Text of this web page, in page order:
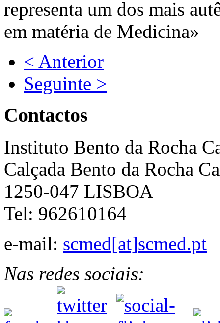
representa um dos mais
em matéria de Medicina»
< Anterior
Seguinte >
Contactos
Instituto Bento da Rocha
Calçada Bento da Rocha
1250-047 LISBOA
Tel: 962610164
e-mail: scmed[at]scmed.pt
Nas redes sociais: